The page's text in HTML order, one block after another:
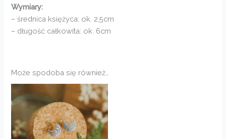
Wymiary:
– średnica księżyca: ok. 2,5cm
– długość całkowita: ok. 6cm
Może spodoba się również…